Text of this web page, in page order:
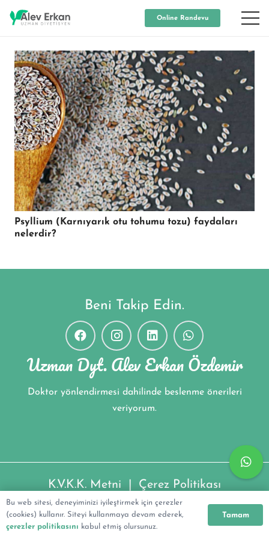
Online Randevu
Psyllium (Karnıyarık otu tohumu tozu) faydaları
nelerdir?
Beni Takip Edin.
Uzman Dyt. Alev Erkan Özdemir
Doktor yönlendirmesi dahilinde beslenme önerileri
veriyorum.
K.V.K.K. Metni Çerez Politikası
Uzman Dyt. Alev Erkan Özdemir ©2022
Bu web sitesi, deneyiminizi iyileştirmek için çerezler
(cookies) kullanır. Siteyi kullanmaya devam ederek,
çerezler politikasını kabul etmiş olursunuz.
Tamam